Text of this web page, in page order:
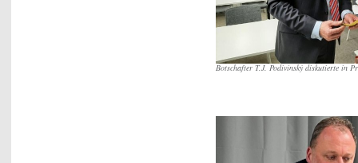
Botschafter T.J. Podivínský diskutierte in